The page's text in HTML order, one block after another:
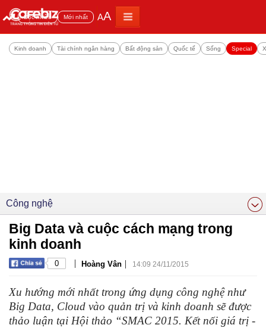
Đọc nhiều Mới nhất AA
Kinh doanh Tài chính ngân hàng Bất động sản Quốc tế Sống Special
Công nghệ
Big Data và cuộc cách mạng trong
kinh doanh
0 | Hoàng Vân | 14:09 24/11/2015
Xu hướng mới nhất trong ứng dụng công nghệ như
Big Data, Cloud vào quản trị và kinh doanh sẽ được
thảo luận tại Hội thảo “SMAC 2015. Kết nối giá trị -